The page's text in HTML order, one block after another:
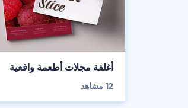
أغلفة مجلات أطعمة واقعية
12 مشاهد